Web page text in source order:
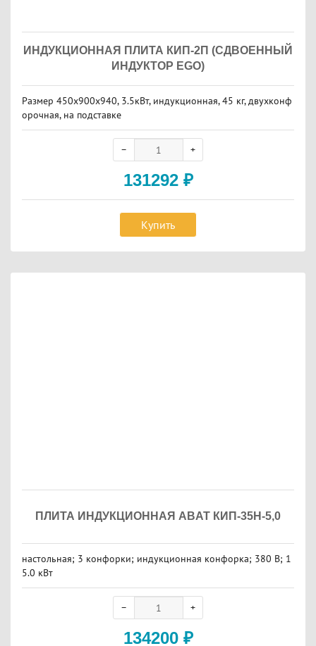
ИНДУКЦИОННАЯ ПЛИТА КИП-2П (СДВОЕННЫЙ
ИНДУКТОР EGO)
Размер 450х900х940, 3.5кВт, индукционная, 45 кг, двухконф
орочная, на подставке
131292 ₽
Купить
ПЛИТА ИНДУКЦИОННАЯ ABAT КИП-35Н-5,0
настольная; 3 конфорки; индукционная конфорка; 380 В; 1
5.0 кВт
134200 ₽